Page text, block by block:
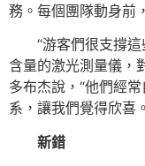
務。每個團隊動身前
“游客們很支撐
含量的激光測量儀，
多布杰說，“他們經
系，讓我們覺得欣喜
新錯